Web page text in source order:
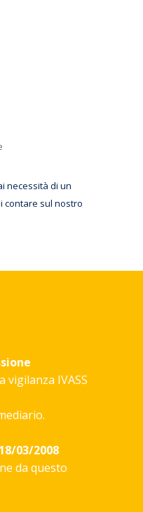
necessità di un
contare sul nostro
vigilanza IVASS
18/03/2008
da questo